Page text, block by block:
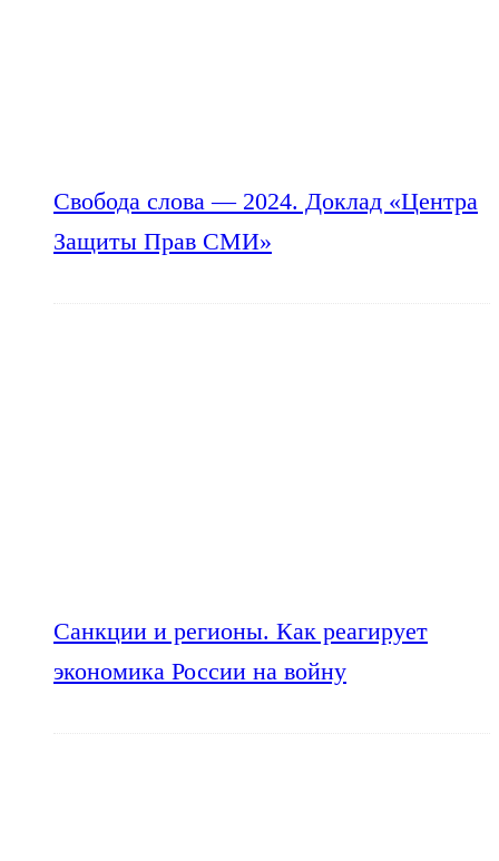
Свобода слова — 2024. Доклад «Центра
Защиты Прав СМИ»
Санкции и регионы. Как реагирует
экономика России на войну